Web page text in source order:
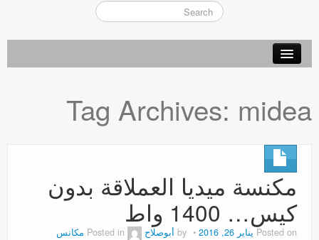
من نحن
اشترك الآن
عروض
Tag Archives: midea
مكنسة ميديا العملاقة بدون
كيس… 1400 واط
Posted on يناير 26, 2016 أبوصلاح Posted in مكانس